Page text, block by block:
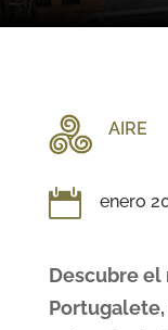
AIRE
 enero
Descubre el